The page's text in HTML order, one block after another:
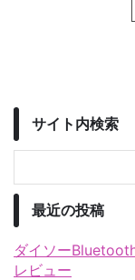
サイト内検索
最近の投稿
ダイソー
レビュー